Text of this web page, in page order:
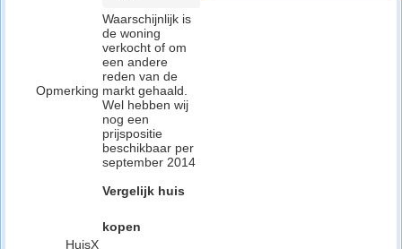
Opmerking
Waarschijnlijk is
de woning
verkocht of om
een andere
reden van de
markt gehaald.
Wel hebben wij
nog een
prijspositie
beschikbaar per
september 2014
HuisX
Vergelijk huis
kopen